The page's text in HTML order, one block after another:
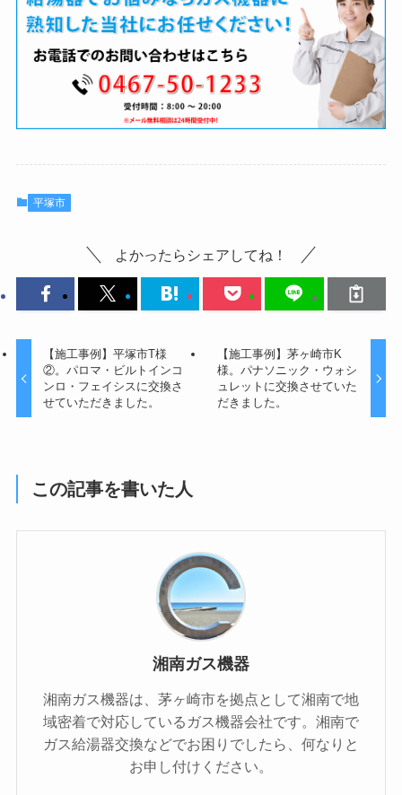
平塚市
よかったらシェアしてね！
【施工事例】平塚市T様
②。パロマ・ビルトインコ
ンロ・フェイシスに交換さ
せていただきました。
【施工事例】茅ヶ崎市K
様。パナソニック・ウォシ
ュレットに交換させていた
だきました。
この記事を書いた人
湘南ガス機器
湘南ガス機器は、茅ヶ崎市を拠点として湘南で地
域密着で対応しているガス機器会社です。湘南で
ガス給湯器交換などでお困りでしたら、何なりと
お申し付けください。